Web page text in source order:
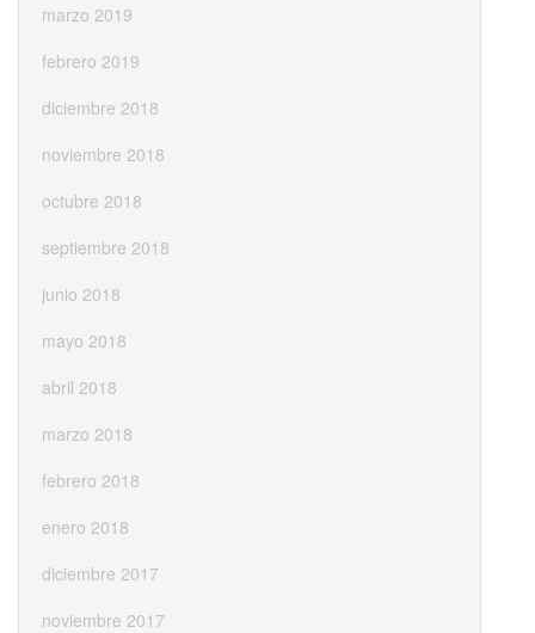
marzo 2019
febrero 2019
diciembre 2018
noviembre 2018
octubre 2018
septiembre 2018
junio 2018
mayo 2018
abril 2018
marzo 2018
febrero 2018
enero 2018
diciembre 2017
noviembre 2017